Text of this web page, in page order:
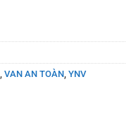
VAN AN TOÀN YNV